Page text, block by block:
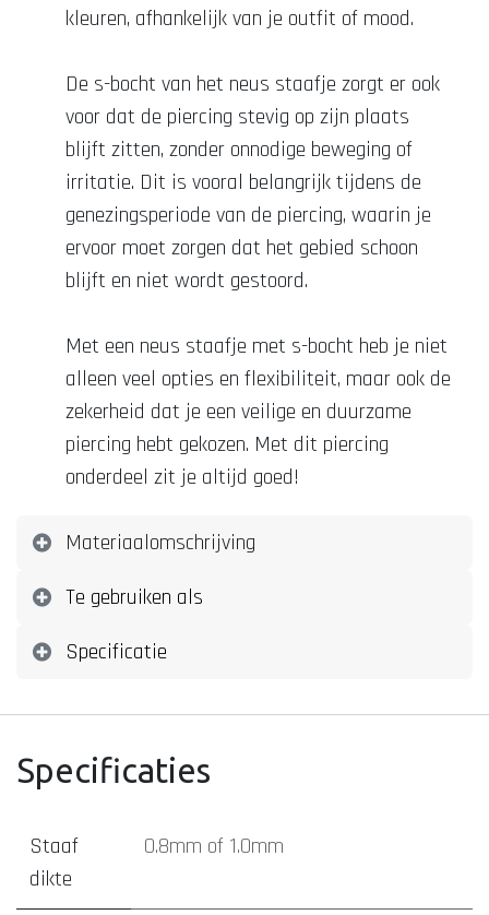
kleuren, afhankelijk van je outfit of mood.
De s-bocht van het neus staafje zorgt er ook
voor dat de piercing stevig op zijn plaats
blijft zitten, zonder onnodige beweging of
irritatie. Dit is vooral belangrijk tijdens de
genezingsperiode van de piercing, waarin je
ervoor moet zorgen dat het gebied schoon
blijft en niet wordt gestoord.
Met een neus staafje met s-bocht heb je niet
alleen veel opties en flexibiliteit, maar ook de
zekerheid dat je een veilige en duurzame
piercing hebt gekozen. Met dit piercing
onderdeel zit je altijd goed!
Materiaalomschrijving
Te gebruiken als
Specificatie
Specificaties
Staaf
dikte
0.8mm of 1.0mm